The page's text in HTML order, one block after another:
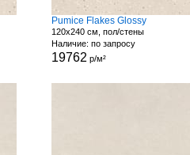
Pumice Flakes Glossy
120x240 см, пол/стены
Наличие: по запросу
19762 р/м²